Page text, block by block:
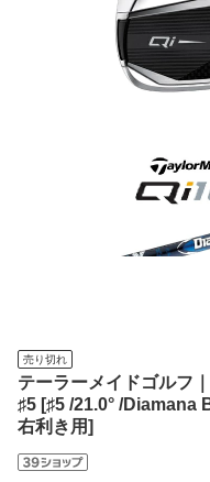
売り切れ
テーラーメイドゴルフ
♯5 [♯5 /21.0° /Diamana
右利き用]